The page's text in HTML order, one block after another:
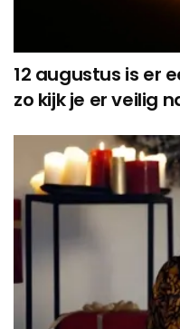
12 augustus is er
zo kijk je er veilig